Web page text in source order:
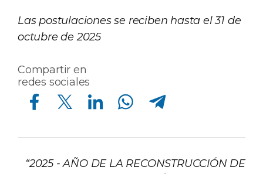
Las postulaciones se reciben hasta el 31 de
octubre de 2025
Compartir en
redes sociales
Compartir en Facebook Compartir en Twitter Compartir en Linkedin Compartir en Whatsapp Compartir en Telegram
“2025 - AÑO DE LA RECONSTRUCCIÓN DE